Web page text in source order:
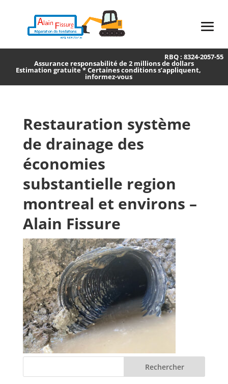
RBQ : 8324-2057-55
Assurance responsabilité de 2 millions de dollars
Estimation gratuite * Certaines conditions s’appliquent,
informez-vous
Restauration système
de drainage des
économies
substantielle region
montreal et environs –
Alain Fissure